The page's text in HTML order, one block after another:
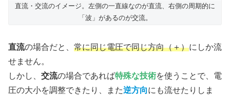
直流・交流のイメージ。左側の一直線なのが直流、右側の周期的に
「波」があるのが交流。
直流の場合だと、 常に同じ電圧で同じ方向（＋）にしか流
せません。
しかし、 交流の場合であれば特殊な技術を使うことで、電
圧の大小を調整できたり、また逆方向にも流せたりしま